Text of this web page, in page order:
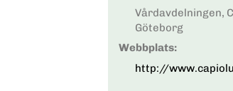
Vårdavdelningen,
Göteborg
Webbplats:
http://